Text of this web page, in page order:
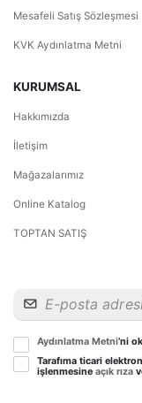
Mesafeli Satış Sözleşmesi
KVK Aydınlatma Metni
KURUMSAL
Hakkımızda
İletişim
Mağazalarımız
Online Katalog
TOPTAN SATIŞ
Aydınlatma Metni’ni
Tarafıma ticari
işlenmesine açık rıza